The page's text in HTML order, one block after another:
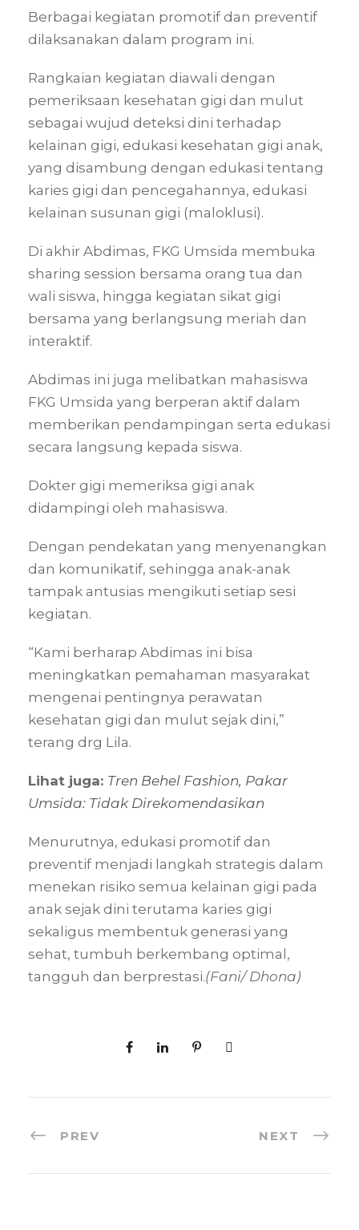
Berbagai kegiatan promotif dan preventif
dilaksanakan dalam program ini.
Rangkaian kegiatan diawali dengan
pemeriksaan kesehatan gigi dan mulut
sebagai wujud deteksi dini terhadap
kelainan gigi, edukasi kesehatan gigi anak,
yang disambung dengan edukasi tentang
karies gigi dan pencegahannya, edukasi
kelainan susunan gigi (maloklusi).
Di akhir Abdimas, FKG Umsida membuka
sharing session bersama orang tua dan
wali siswa, hingga kegiatan sikat gigi
bersama yang berlangsung meriah dan
interaktif.
Abdimas ini juga melibatkan mahasiswa
FKG Umsida yang berperan aktif dalam
memberikan pendampingan serta edukasi
secara langsung kepada siswa.
Dokter gigi memeriksa gigi anak
didampingi oleh mahasiswa.
Dengan pendekatan yang menyenangkan
dan komunikatif, sehingga anak-anak
tampak antusias mengikuti setiap sesi
kegiatan.
“Kami berharap Abdimas ini bisa
meningkatkan pemahaman masyarakat
mengenai pentingnya perawatan
kesehatan gigi dan mulut sejak dini,”
terang drg Lila.
Lihat juga: Tren Behel Fashion, Pakar
Umsida: Tidak Direkomendasikan
Menurutnya, edukasi promotif dan
preventif menjadi langkah strategis dalam
menekan risiko semua kelainan gigi pada
anak sejak dini terutama karies gigi
sekaligus membentuk generasi yang
sehat, tumbuh berkembang optimal,
tangguh dan berprestasi.(Fani/ Dhona)
PREV NEXT